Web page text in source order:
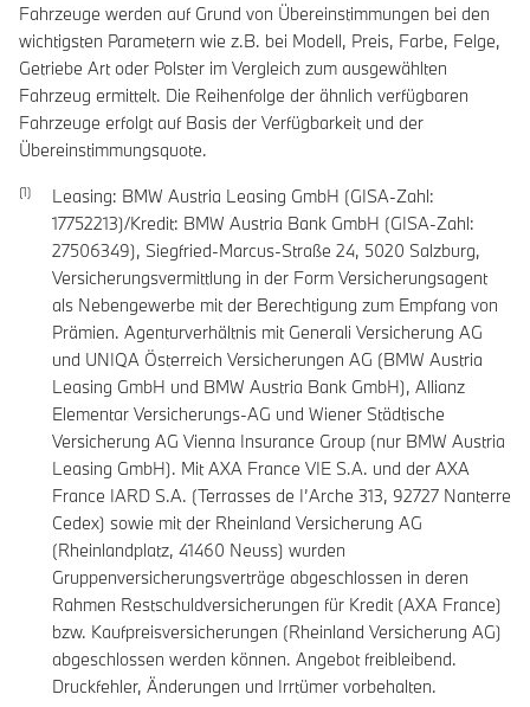
Fahrzeuge werden auf Grund von Übereinstimmungen bei den
wichtigsten Parametern wie z.B. bei Modell, Preis, Farbe, Felge,
Getriebe Art oder Polster im Vergleich zum ausgewählten
Fahrzeug ermittelt. Die Reihenfolge der ähnlich verfügbaren
Fahrzeuge erfolgt auf Basis der Verfügbarkeit und der
Übereinstimmungsquote.
Leasing: BMW Austria Leasing GmbH (GISA-Zahl:
17752213)/Kredit: BMW Austria Bank GmbH (GISA-Zahl:
27506349), Siegfried-Marcus-Straße 24, 5020 Salzburg,
Versicherungsvermittlung in der Form Versicherungsagent
als Nebengewerbe mit der Berechtigung zum Empfang von
Prämien. Agenturverhältnis mit Generali Versicherung AG
und UNIQA Österreich Versicherungen AG (BMW Austria
Leasing GmbH und BMW Austria Bank GmbH), Allianz
Elementar Versicherungs-AG und Wiener Städtische
Versicherung AG Vienna Insurance Group (nur BMW Austria
Leasing GmbH). Mit AXA France VIE S.A. und der AXA
France IARD S.A. (Terrasses de I’Arche 313, 92727 Nanterre
Cedex) sowie mit der Rheinland Versicherung AG
(Rheinlandplatz, 41460 Neuss) wurden
Gruppenversicherungsverträge abgeschlossen in deren
Rahmen Restschuldversicherungen für Kredit (AXA France)
bzw. Kaufpreisversicherungen (Rheinland Versicherung AG)
abgeschlossen werden können. Angebot freibleibend.
Druckfehler, Änderungen und Irrtümer vorbehalten.